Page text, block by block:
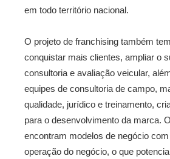
em todo território nacional.
O projeto de franchising também
conquistar mais clientes, ampliar o
consultoria e avaliação veicular,
equipes de consultoria de campo,
qualidade, jurídico e treinamento,
para o desenvolvimento da marca.
encontram modelos de negócio
operação do negócio, o que